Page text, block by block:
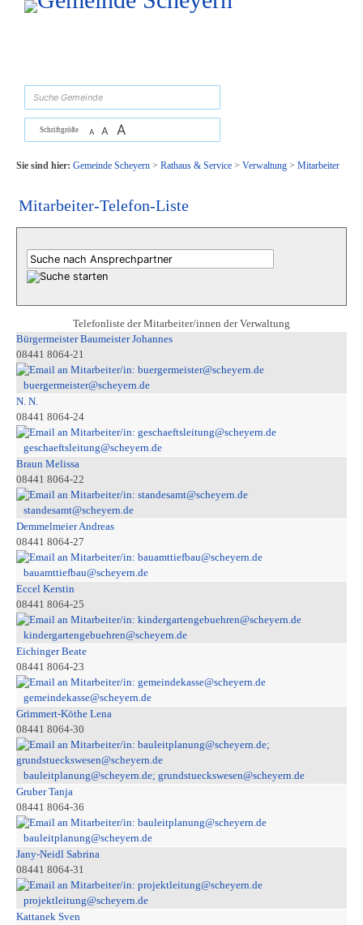
Zum Inhalt, zur Navigationoder zur Startseite springen.
Schriftgröße A A A
Sie sind hier: Gemeinde Scheyern> Rathaus & Service> Verwaltung> Mitarbeiter
Mitarbeiter-Telefon-Liste
Telefonliste der Mitarbeiter/innen der Verwaltung
Bürgermeister Baumeister Johannes
08441 8064-21
buergermeister@scheyern.de
N. N.
08441 8064-24
geschaeftsleitung@scheyern.de
Braun Melissa
08441 8064-22
standesamt@scheyern.de
Demmelmeier Andreas
08441 8064-27
bauamttiefbau@scheyern.de
Eccel Kerstin
08441 8064-25
kindergartengebuehren@scheyern.de
Eichinger Beate
08441 8064-23
gemeindekasse@scheyern.de
Grimmert-Köthe Lena
08441 8064-30
bauleitplanung@scheyern.de; grundstueckswesen@scheyern.de
Gruber Tanja
08441 8064-36
bauleitplanung@scheyern.de
Jany-Neidl Sabrina
08441 8064-31
projektleitung@scheyern.de
Kattanek Sven